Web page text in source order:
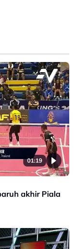
01:19
akhir Piala